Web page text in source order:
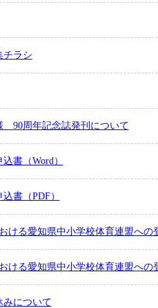
チラシ
90周年記念誌発刊について
書（Word）
書（PDF）
る愛知県中小学校体育連盟への
る愛知県中小学校体育連盟への
みについて